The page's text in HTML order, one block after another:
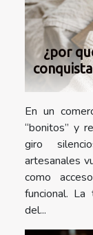
¿por
En un
“bonitos” y
giro
artesanales
como
funcional.
del...